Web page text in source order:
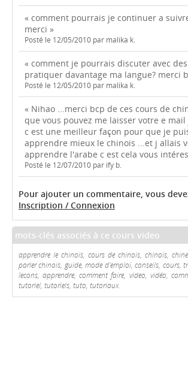
« comment pourrais je continuer a
merci »
Posté le 12/05/2010 par malika k.
« comment je pourrais discuter avec
pratiquer davantage ma langue? merci
Posté le 12/05/2010 par malika k.
« Nihao ...merci bcp de ces cours de
que vous pouvez me laisser votre e
c est une meilleur façon pour que je
apprendre mieux le chinois ...et j allais
apprendre l'arabe c est cela vous
Posté le 12/07/2010 par ify b.
Pour ajouter un commentaire, vous
Inscription / Connexion
mots-clés associés à ce cours video
apprendre le chinois, cours de chinois, chinois,
parler chinois, guide, mode d'emploi, conseils, cours,
lecons, apprendre, comment faire, video, vidéo,
tutoriel, tutoriels, tuto, tutoriaux.